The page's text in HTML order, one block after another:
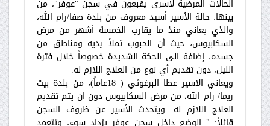
الحالات المرضية لاسرى يقبعون في سجن "عوفر"، من
بينها: حالة الأسير أسيد معروف من بلدة صفا/رام الله،
والذي يعاني منذ ما يقارب الخمسة أشهر من مرض
السكابيوس، حيث أن الحبوب تملأ يديه ومناطق من
جسده، إضافة الى الحكة الشديدة خصوصاً خلال فترة
الليل، دون تقديم أي نوع من العلاج اللازم له.
ويعاني الاسير عطا البرغوثي ( 18عاماً)، من بلدة بيت
ريما/ رام الله، من مرض السكابيوس دون ان يتم تقديم
العلاج اللازم له. ويتحدث الأسير عن ظروف السجن
قائلاً: " الوضع داخل سجن عوفر يزداد سوء، وتتعمد